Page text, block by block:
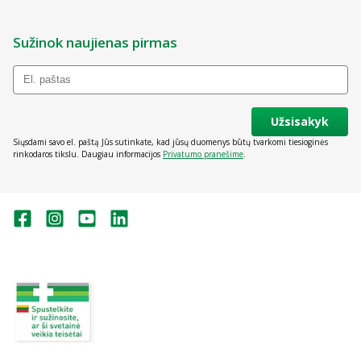
Sužinok naujienas pirmas
Užsisakyk
Siųsdami savo el. paštą Jūs sutinkate, kad jūsų duomenys būtų tvarkomi tiesioginės
rinkodaros tikslu. Daugiau informacijos Privatumo pranešime.